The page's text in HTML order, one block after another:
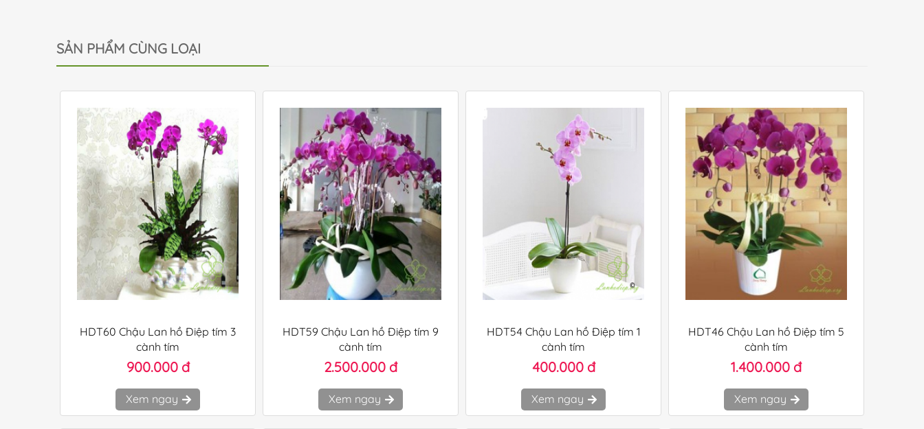
SẢN PHẨM CÙNG LOẠI
HDT60 Chậu Lan hồ Điệp tím 3
cành tím
900.000 đ
Xem ngay
HDT59 Chậu Lan hồ Điệp tím 9
cành tím
2.500.000 đ
Xem ngay
HDT54 Chậu Lan hồ Điệp tím 1
cành tím
400.000 đ
Xem ngay
HDT46 Chậu Lan hồ Điệp tím 5
cành tím
1.400.000 đ
Xem ngay